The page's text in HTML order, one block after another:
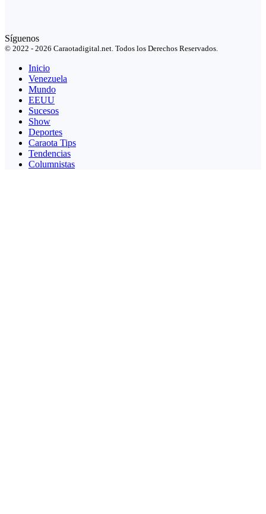
Síguenos
© 2022 - 2026 Caraotadigital.net. Todos los Derechos Reservados.
Inicio
Venezuela
Mundo
EEUU
Sucesos
Show
Deportes
Caraota Tips
Tendencias
Columnistas